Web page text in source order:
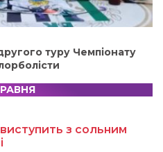
туру Чемпіонату
з сольним